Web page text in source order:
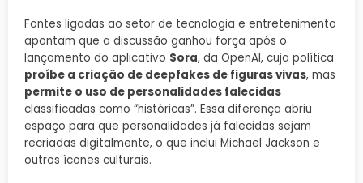
Fontes ligadas ao setor de tecnologia e entretenimento
apontam que a discussão ganhou força após o
lançamento do aplicativo Sora, da OpenAI, cuja política
proíbe a criação de deepfakes de figuras vivas, mas
permite o uso de personalidades falecidas
classificadas como “históricas”. Essa diferença abriu
espaço para que personalidades já falecidas sejam
recriadas digitalmente, o que inclui Michael Jackson e
outros ícones culturais.